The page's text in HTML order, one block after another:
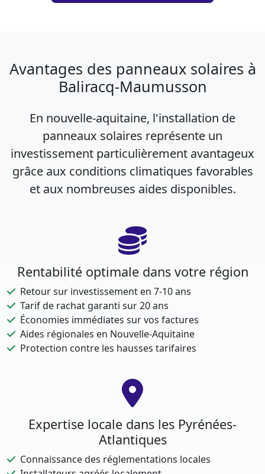
Avantages des panneaux solaires à
Baliracq-Maumusson
En nouvelle-aquitaine, l'installation de
panneaux solaires représente un
investissement particulièrement avantageux
grâce aux conditions climatiques favorables
et aux nombreuses aides disponibles.
Rentabilité optimale dans votre région
Retour sur investissement en 7-10 ans
Tarif de rachat garanti sur 20 ans
Économies immédiates sur vos factures
Aides régionales en Nouvelle-Aquitaine
Protection contre les hausses tarifaires
Expertise locale dans les Pyrénées-
Atlantiques
Connaissance des réglementations locales